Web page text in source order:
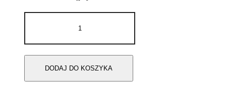
Silnik
Mercury
MH
FourStroke
DODAJ DO KOSZYKA